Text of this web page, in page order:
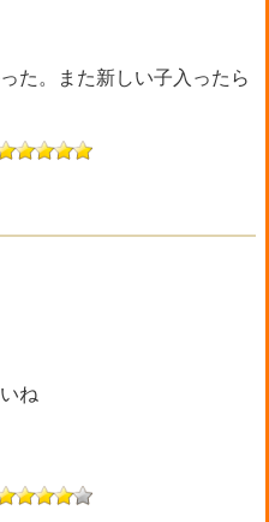
た。また新しい子入ったら
ね